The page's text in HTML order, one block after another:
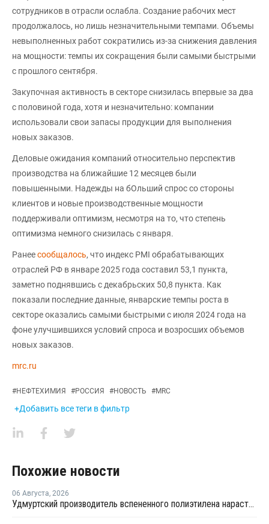
сотрудников в отрасли ослабла. Создание рабочих мест
продолжалось, но лишь незначительными темпами. Объемы
невыполненных работ сократились из-за снижения давления
на мощности: темпы их сокращения были самыми быстрыми
с прошлого сентября.
Закупочная активность в секторе снизилась впервые за два
с половиной года, хотя и незначительно: компании
использовали свои запасы продукции для выполнения
новых заказов.
Деловые ожидания компаний относительно перспектив
производства на ближайшие 12 месяцев были
повышенными. Надежды на бОльший спрос со стороны
клиентов и новые производственные мощности
поддерживали оптимизм, несмотря на то, что степень
оптимизма немного снизилась с января.
Ранеесообщалось, что индекс PMI обрабатывающих
отраслей РФ в январе 2025 года составил 53,1 пункта,
заметно поднявшись с декабрьских 50,8 пункта. Как
показали последние данные, январские темпы роста в
секторе оказались самыми быстрыми с июля 2024 года на
фоне улучшившихся условий спроса и возросших объемов
новых заказов.
mrc.ru
#НЕФТЕХИМИЯ #РОССИЯ #НОВОСТЬ #MRC
+Добавить все теги в фильтр
Похожие новости
06 Августа, 2026
Удмуртский производитель вспененного полиэтилена нарастит выпуск на 15%